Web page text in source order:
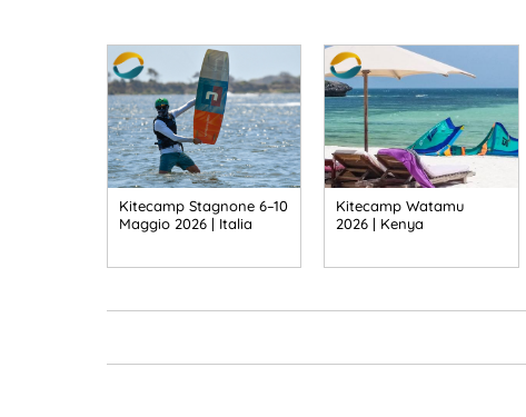
Kitecamp Stagnone 6–10
Maggio 2026 | Italia
Kitecamp Watamu
2026 | Kenya